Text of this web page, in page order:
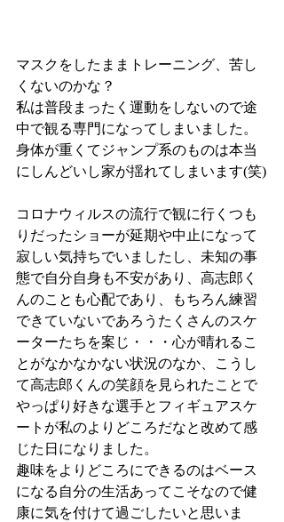
マスクをしたままトレーニング、苦し
くないのかな？
私は普段まったく運動をしないので途
中で観る専門になってしまいました。
身体が重くてジャンプ系のものは本当
にしんどいし家が揺れてしまいます(笑)
コロナウィルスの流行で観に行くつも
りだったショーが延期や中止になって
寂しい気持ちでいましたし、未知の事
態で自分自身も不安があり、高志郎く
んのことも心配であり、もちろん練習
できていないであろうたくさんのスケ
ーターたちを案じ・・・心が晴れるこ
とがなかなかない状況のなか、こうし
て高志郎くんの笑顔を見られたことで
やっぱり好きな選手とフィギュアスケ
ートが私のよりどころだなと改めて感
じた日になりました。
趣味をよりどころにできるのはベース
になる自分の生活あってこそなので健
康に気を付けて過ごしたいと思いま